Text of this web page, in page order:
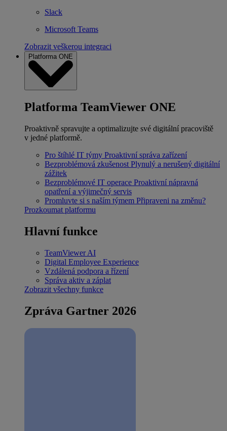
Slack
Microsoft Teams
Zobrazit veškerou integraci
Platforma ONE
Platforma TeamViewer ONE
Proaktivně spravujte a optimalizujte své digitální pracoviště
v jedné platformě.
Pro štíhlé IT týmy Proaktivní správa zařízení
Bezproblémová zkušenost Plynulý a nerušený digitální
zážitek
Bezproblémové IT operace Proaktivní nápravná
opatření a výjimečný servis
Promluvte si s naším týmem Připraveni na změnu?
Prozkoumat platformu
Hlavní funkce
TeamViewer AI
Digital Employee Experience
Vzdálená podpora a řízení
Správa aktiv a záplat
Zobrazit všechny funkce
Zpráva Gartner 2026